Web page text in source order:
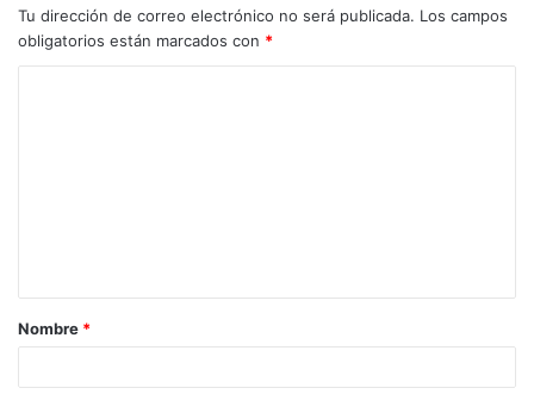
Tu dirección de correo electrónico no será publicada. Los campos
obligatorios están marcados con *
a
r
Nombre *